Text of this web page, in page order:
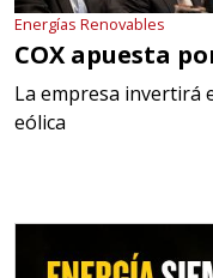
Energías Renovables
COX apuesta
La empresa invertirá
eólica